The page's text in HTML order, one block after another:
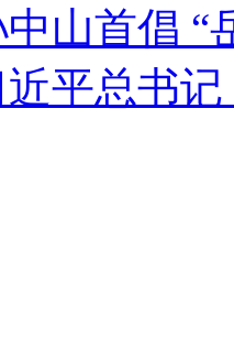
山首倡 “
近平总书